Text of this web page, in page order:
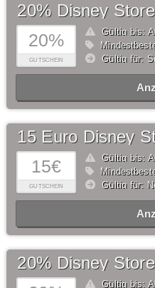
20%
GUTSCHEIN
20% Disney
Gültig bis:
Gültig für:
15€
GUTSCHEIN
15 Euro Disney
Gültig bis:
Gültig für:
20% Disney
Gültig bis: